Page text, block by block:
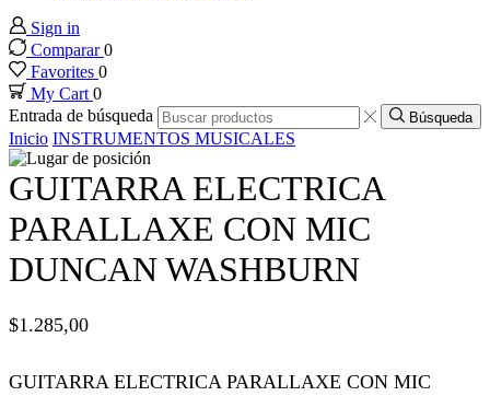
Sign in
Comparar0
Favorites 0
My Cart0
Entrada de búsqueda
Búsqueda
Inicio INSTRUMENTOS MUSICALES
GUITARRA ELECTRICA
PARALLAXE CON MIC
DUNCAN WASHBURN
$1.285,00
GUITARRA ELECTRICA PARALLAXE CON MIC